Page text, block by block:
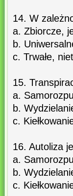
14. W
a. Zbiorcze,
b.
c. Trwałe,
15.
a.
b.
c.
16. Autoliza
a.
b.
c.